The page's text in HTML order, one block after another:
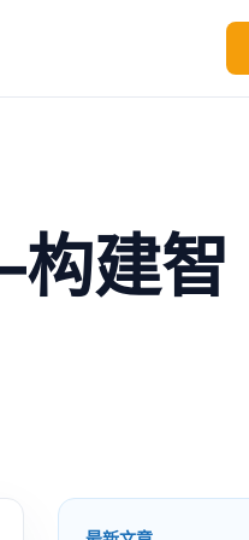
建智